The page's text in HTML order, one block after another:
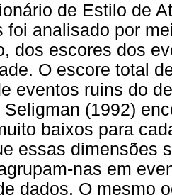
de Estilo de
foi analisado por
dos escores dos
O escore total
eventos ruins do
Seligman (1992)
baixos para
essas dimensões
nas em
dados. O mesmo